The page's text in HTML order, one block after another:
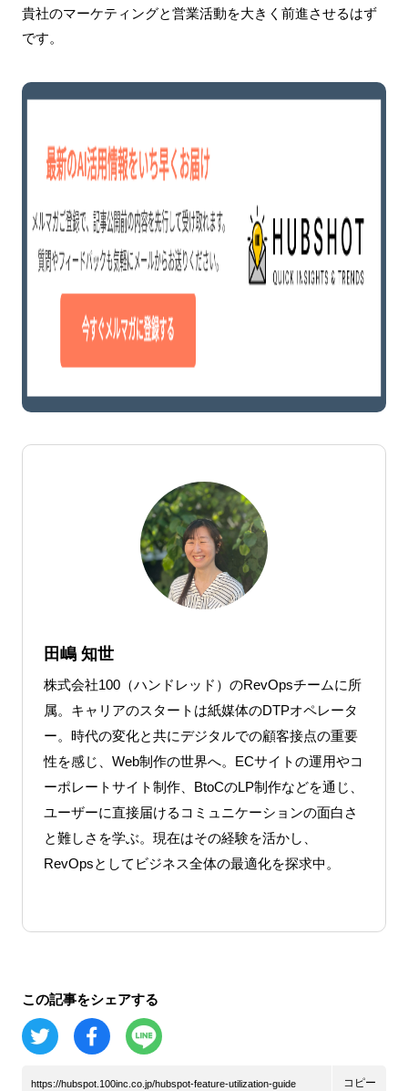
貴社のマーケティングと営業活動を大きく前進させるはず
です。
田嶋 知世
株式会社100（ハンドレッド）のRevOpsチームに所
属。キャリアのスタートは紙媒体のDTPオペレータ
ー。時代の変化と共にデジタルでの顧客接点の重要
性を感じ、Web制作の世界へ。ECサイトの運用やコ
ーポレートサイト制作、BtoCのLP制作などを通じ、
ユーザーに直接届けるコミュニケーションの面白さ
と難しさを学ぶ。現在はその経験を活かし、
RevOpsとしてビジネス全体の最適化を探求中。
この記事をシェアする
https://hubspot.100inc.co.jp/hubspot-feature-utilization-guide コピー